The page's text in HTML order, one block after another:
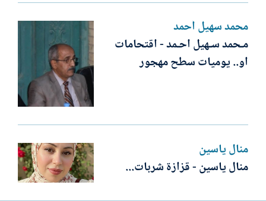
محمد سهيل أحمد
مـحمد سـهيل احـمد - اقتحامات
او.. يوميات سطح مهجور
منال ياسين
منال ياسين - قزازة شربات...